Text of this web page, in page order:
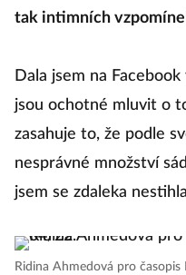
tak intimních
Dala jsem na
jsou ochotné mluvit o
zasahuje to, že podle
nesprávné množství
jsem se zdaleka
Ridina Ahmedová pro